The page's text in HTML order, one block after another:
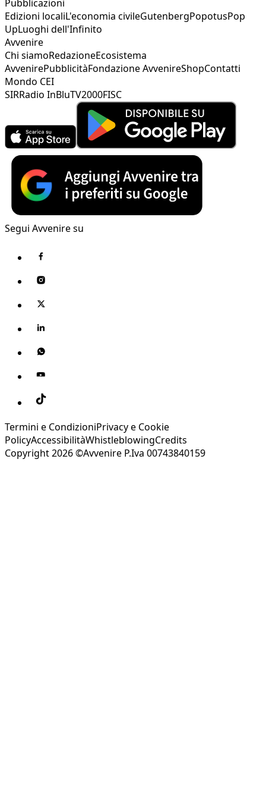
Pubblicazioni
Edizioni localiL'economia civileGutenbergPopotusPop
UpLuoghi dell'Infinito
Avvenire
Chi siamoRedazioneEcosistema
AvvenirePubblicitàFondazione AvvenireShopContatti
Mondo CEI
SIRRadio InBluTV2000FISC
Segui Avvenire su
Termini e CondizioniPrivacy e Cookie
PolicyAccessibilitàWhistleblowingCredits
Copyright 2026 ©Avvenire P.Iva 00743840159